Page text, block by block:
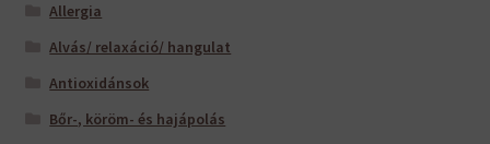
Allergia
Alvás/ relaxáció/ hangulat
Antioxidánsok
Bőr-, köröm- és hajápolás